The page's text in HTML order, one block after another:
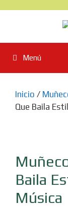
Menú
Inicio /
Que Baila
Baila
Música